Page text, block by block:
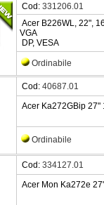
Cod: 331206.01
Acer B226WL, 22",
VGA
DP, VESA
Ordinabile
Cod: 40687.01
Acer Ka272GBip 27"
Ordinabile
Cod: 334127.01
Acer Mon Ka272e